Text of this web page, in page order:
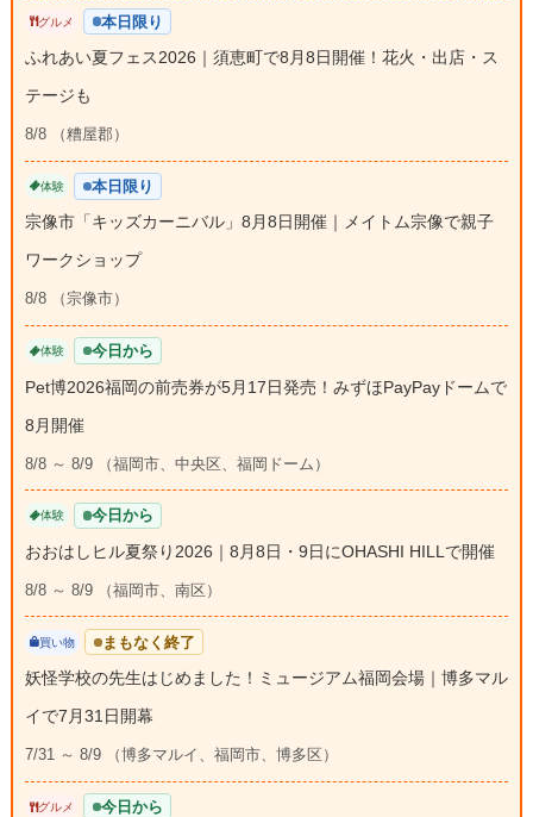
グルメ 本日限り
ふれあい夏フェス2026｜須恵町で8月8日開催！花火・出店・ス
テージも
8/8 （糟屋郡）
体験 本日限り
宗像市「キッズカーニバル」8月8日開催｜メイトム宗像で親子
ワークショップ
8/8 （宗像市）
体験 今日から
Pet博2026福岡の前売券が5月17日発売！みずほPayPayドームで
8月開催
8/8 ～ 8/9 （福岡市、中央区、福岡ドーム）
体験 今日から
おおはしヒル夏祭り2026｜8月8日・9日にOHASHI HILLで開催
8/8 ～ 8/9 （福岡市、南区）
買い物 まもなく終了
妖怪学校の先生はじめました！ミュージアム福岡会場｜博多マル
イで7月31日開幕
7/31 ～ 8/9 （博多マルイ、福岡市、博多区）
グルメ 今日から